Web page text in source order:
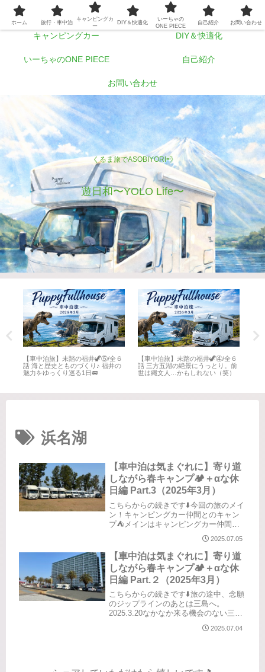
くるま旅でASOBIYORI💨
遊日和〜YOLO Life〜
ホーム 旅行・車中泊
キャンピングカー DIY＆快適化
いーちゃのONE PIECE 自己紹介
お問い合わせ
【車中泊旅】未踏の福井🦖⑤/全６
話 海と歴史とものづくり♪ 福井の
魅力をゆっくり巡る1日🚐
【車中泊旅】未踏の福井🦖④/全６
話 三方五湖の絶景にうっとり。前
世は縄文人…かもしれない（笑）
浜名湖
【車中泊は気まぐれに】寄り道
しながら春キャンプ🏕️＋αな休
日編 Part.3（2025年3月）
こちらからの続きです⬇️今回の旅のメイ
ン！キャンピングカー仲間とのキャン
プ⛺️メインはキャンピングカー仲間と
の久しぶりのキャンプ⛺️バンコンから
始まった仲間たちで、もう長いお付き
合い。今回は、SNSで繋がった大所帯
のグループから派生した ”...
2025.07.05
【車中泊は気まぐれに】寄り道
しながら春キャンプ🏕️＋αな休
日編 Part.２（2025年3月）
こちらからの続きです⬇️旅の途中、念願
のジップラインのあとは三島へ。
2025.3.20なかなか来る機会のない三
島。ふと思い出した、まさやんの職場
の同期のお仲間のこと。入社して研修
2025.07.04
ホーム 旅行・車中泊
キャンピングカ
ー
DIY＆快適化
いーちゃの
ONE PIECE
自己紹介 お問い合わせ